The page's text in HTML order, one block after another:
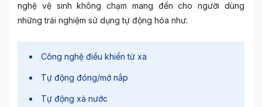
nghệ vệ sinh không chạm mang đến cho người dùng
những trải nghiệm sử dụng tự động hóa như:
Công nghệ điều khiển từ xa
Tự động đóng/mở nắp
Tự động xả nước